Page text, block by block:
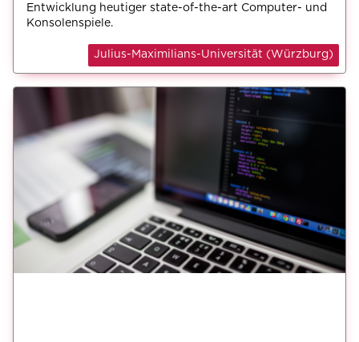
Entwicklung heutiger state-of-the-art Computer- und
Konsolenspiele.
Julius-Maximilians-Universität (Würzburg)